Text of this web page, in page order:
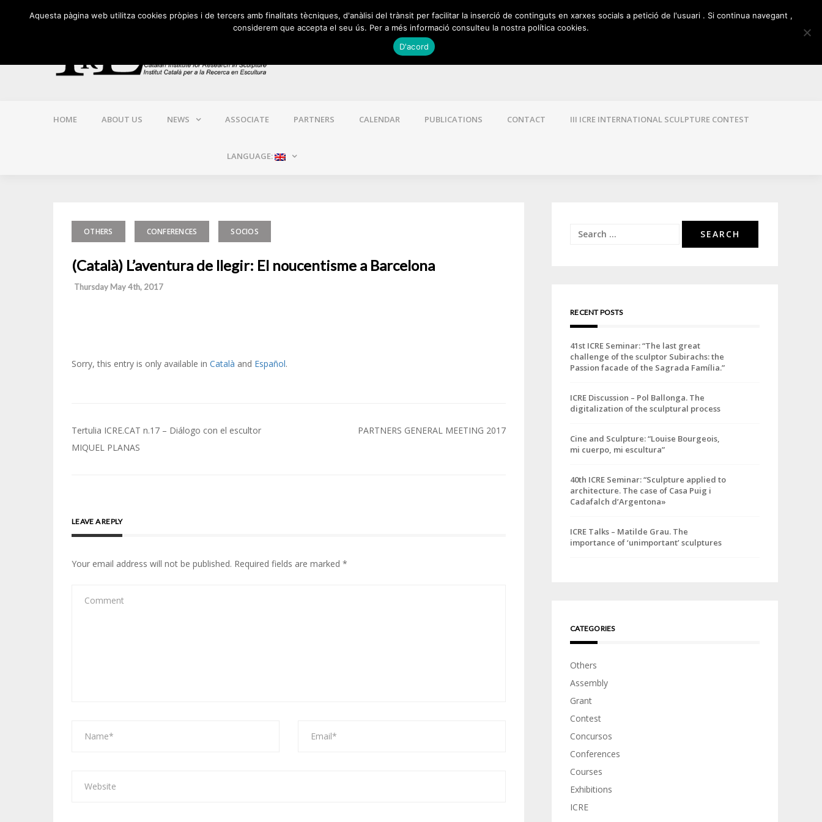
HOME ABOUT US NEWS ASSOCIATE PARTNERS CALENDAR PUBLICATIONS CONTACT III ICRE INTERNATIONAL SCULPTURE CONTEST
LANGUAGE:
OTHERS CONFERENCES SOCIOS
(Català) L’aventura de llegir: El noucentisme a Barcelona
Thursday May 4th, 2017
Sorry, this entry is only available in Català and Español.
Post
navigation
Tertulia ICRE.CAT n.17 – Diálogo con el escultor
MIQUEL PLANAS
PARTNERS GENERAL MEETING 2017
LEAVE A REPLY
Your email address will not be published. Required fields are marked *
Search
RECENT POSTS
41st ICRE Seminar: “The last great
challenge of the sculptor Subirachs: the
Passion facade of the Sagrada Família.”
ICRE Discussion – Pol Ballonga. The
digitalization of the sculptural process
Cine and Sculpture: “Louise Bourgeois,
mi cuerpo, mi escultura”
40th ICRE Seminar: “Sculpture applied to
architecture. The case of Casa Puig i
Cadafalch d’Argentona»
ICRE Talks – Matilde Grau. The
importance of ‘unimportant’ sculptures
CATEGORIES
Others
Assembly
Grant
Contest
Concursos
Conferences
Courses
Exhibitions
ICRE
Aquesta pàgina web utilitza cookies pròpies i de tercers amb finalitats tècniques, d'anàlisi del trànsit per facilitar la inserció de continguts en xarxes socials a petició de l'usuari . Si continua navegant ,
considerem que accepta el seu ús. Per a més informació consulteu la nostra política cookies.
D'acord